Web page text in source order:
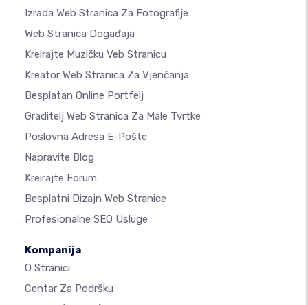
Izrada Web Stranica Za Fotografije
Web Stranica Događaja
Kreirajte Muzičku Veb Stranicu
Kreator Web Stranica Za Vjenčanja
Besplatan Online Portfelj
Graditelj Web Stranica Za Male Tvrtke
Poslovna Adresa E-Pošte
Napravite Blog
Kreirajte Forum
Besplatni Dizajn Web Stranice
Profesionalne SEO Usluge
Kompanija
O Stranici
Centar Za Podršku